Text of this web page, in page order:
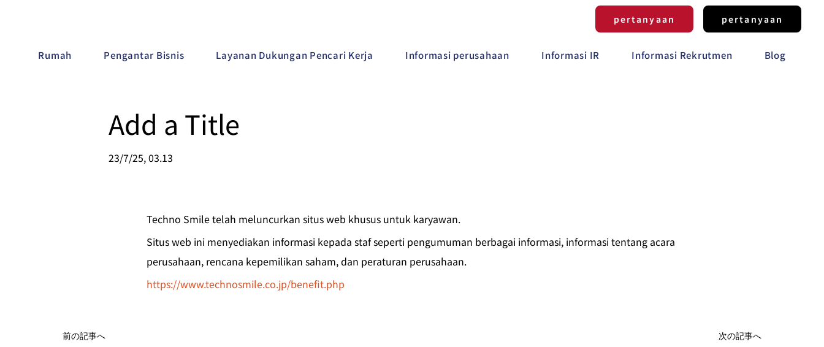
pertanyaan pertanyaan
Rumah Pengantar Bisnis Layanan Dukungan Pencari Kerja Informasi perusahaan Informasi IR Informasi Rekrutmen Blog
Add a Title
23/7/25, 03.13
前の記事へ 次の記事へ
Techno Smile telah meluncurkan situs web khusus untuk karyawan.
Situs web ini menyediakan informasi kepada staf seperti pengumuman berbagai informasi, informasi tentang acara
perusahaan, rencana kepemilikan saham, dan peraturan perusahaan.
https://www.technosmile.co.jp/benefit.php